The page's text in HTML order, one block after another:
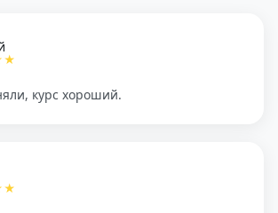
курс хороший.